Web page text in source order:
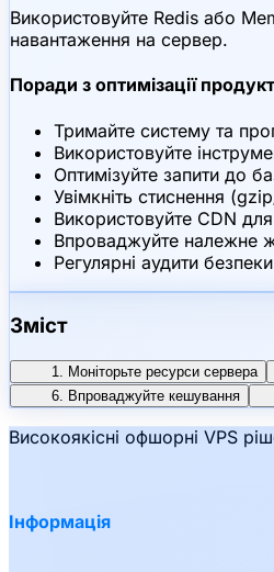
Використовуйте Redis або
навантаження на сервер.
Поради з оптимізації
Тримайте систему та
Використовуйте
Оптимізуйте запити до
Увімкніть стиснення
Використовуйте CDN
Впроваджуйте належне
Регулярні аудити
Зміст
1. Моніторьте ресурси сервера
6. Впроваджуйте кешування
Високоякісні офшорні VPS
Інформація